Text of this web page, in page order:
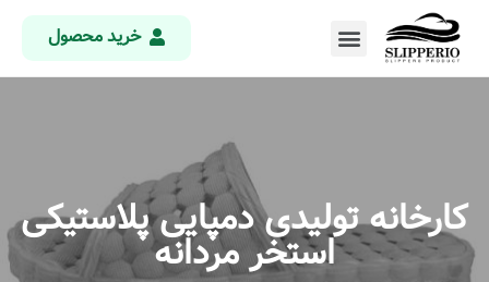
خرید محصول
کارخانه تولیدی دمپایی پلاستیکی
استخر مردانه